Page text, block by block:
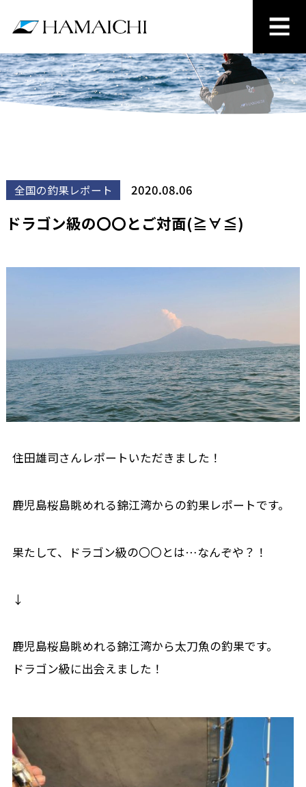
全国の釣果レポート 2020.08.06
ドラゴン級の〇〇とご対面(≧∀≦)
住田雄司さんレポートいただきました！
鹿児島桜島眺めれる錦江湾からの釣果レポートです。
果たして、ドラゴン級の〇〇とは…なんぞや？！
↓
鹿児島桜島眺めれる錦江湾から太刀魚の釣果です。
ドラゴン級に出会えました！